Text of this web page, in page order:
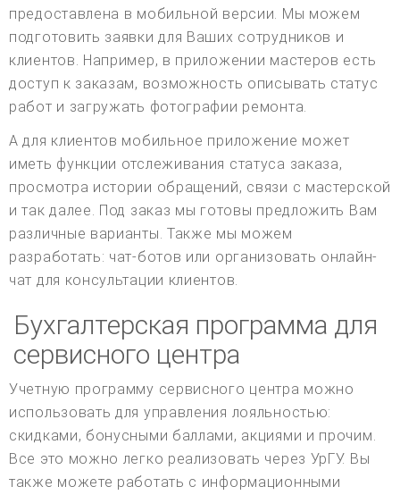
предоставлена в мобильной версии. Мы можем
подготовить заявки для Ваших сотрудников и
клиентов. Например, в приложении мастеров есть
доступ к заказам, возможность описывать статус
работ и загружать фотографии ремонта.
А для клиентов мобильное приложение может
иметь функции отслеживания статуса заказа,
просмотра истории обращений, связи с мастерской
и так далее. Под заказ мы готовы предложить Вам
различные варианты. Также мы можем
разработать: чат-ботов или организовать онлайн-
чат для консультации клиентов.
Бухгалтерская программа для
сервисного центра
Учетную программу сервисного центра можно
использовать для управления лояльностью:
скидками, бонусными баллами, акциями и прочим.
Все это можно легко реализовать через УрГУ. Вы
также можете работать с информационными